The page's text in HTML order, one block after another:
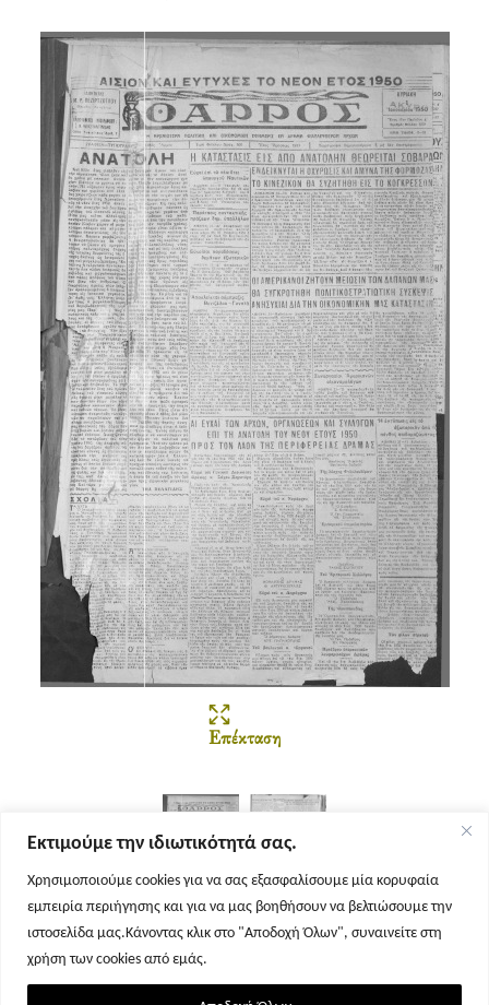
Εκτιμούμε την ιδιωτικότητά σας.
Χρησιμοποιούμε cookies για να σας εξασφαλίσουμε μία κορυφαία
εμπειρία περιήγησης και για να μας βοηθήσουν να βελτιώσουμε την
ιστοσελίδα μας.Κάνοντας κλικ στο "Αποδοχή Όλων", συναινείτε στη
χρήση των cookies από εμάς.
Επέκταση
Σελίδα 1 Σελίδα 2